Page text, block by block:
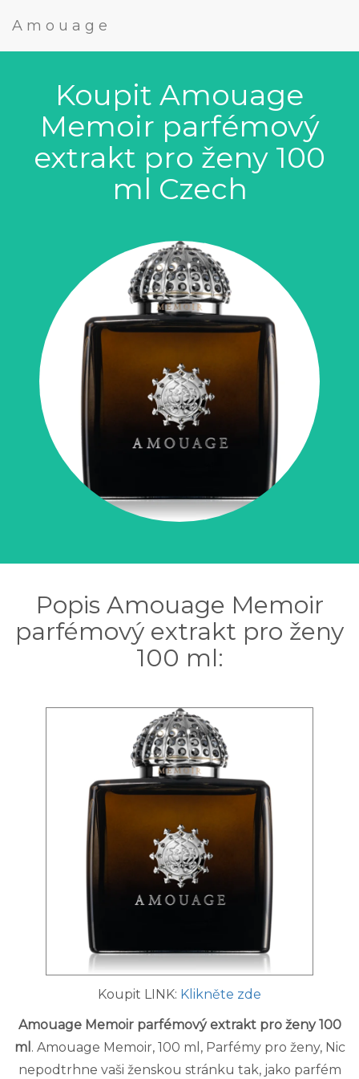
Amouage
Koupit Amouage
Memoir parfémový
extrakt pro ženy 100
ml Czech
Popis Amouage Memoir
parfémový extrakt pro ženy
100 ml:
Koupit LINK: Klikněte zde
Amouage Memoir parfémový extrakt pro ženy 100
ml . Amouage Memoir, 100 ml, Parfémy pro ženy, Nic
nepodtrhne vaši ženskou stránku tak, jako parfém